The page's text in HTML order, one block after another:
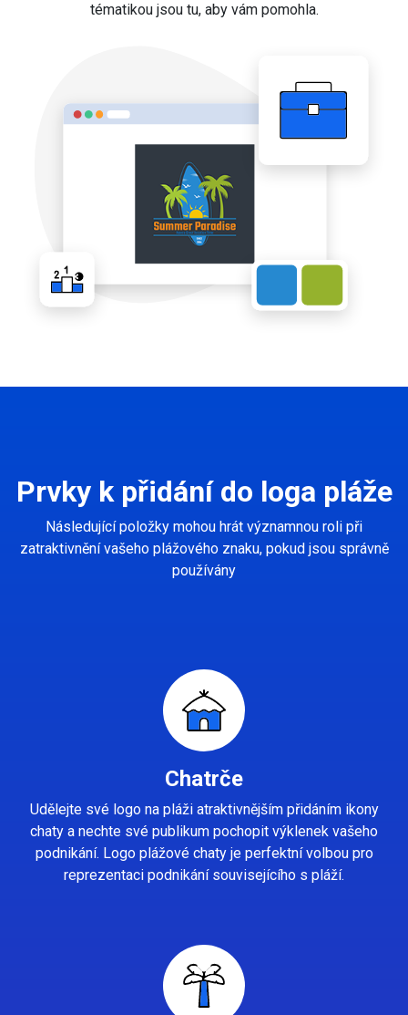
tématikou jsou tu, aby vám pomohla.
Prvky k přidání do loga pláže
Následující položky mohou hrát významnou roli při
zatraktivnění vašeho plážového znaku, pokud jsou správně
používány
Chatrče
Udělejte své logo na pláži atraktivnějším přidáním ikony
chaty a nechte své publikum pochopit výklenek vašeho
podnikání. Logo plážové chaty je perfektní volbou pro
reprezentaci podnikání souvisejícího s pláží.